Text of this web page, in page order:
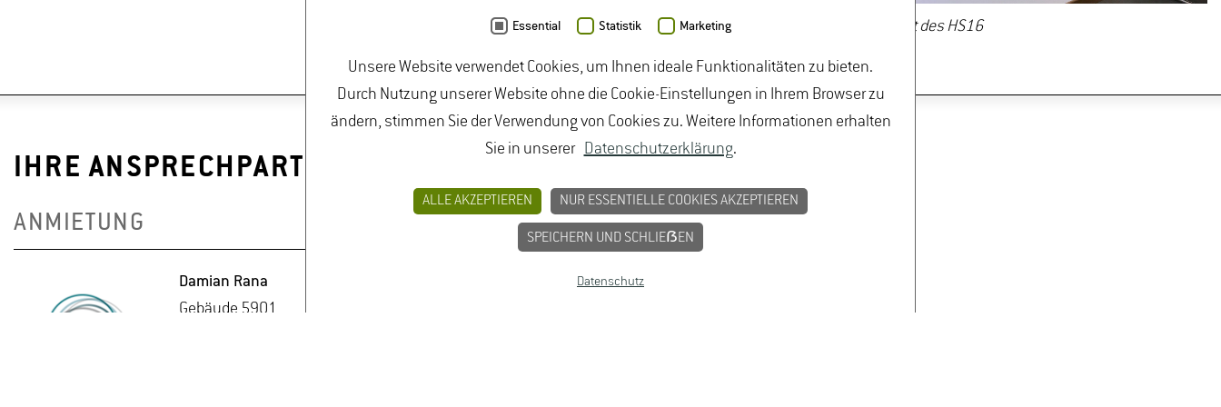
Innenansicht des HS16
IHRE ANSPRECHPARTNERINNEN UND -PARTNER
ANMIETUNG
Da­mi­an Rana
Ge­bäu­de 5901
STUNDENPLANUNG
Tho­mas Fran­ßen
Essential Statistik Marketing
Unsere Website verwendet Cookies, um Ihnen ideale Funktionalitäten zu bieten.
Durch Nutzung unserer Website ohne die Cookie-Einstellungen in Ihrem Browser zu
ändern, stimmen Sie der Verwendung von Cookies zu. Weitere Informationen erhalten
Sie in unserer Datenschutzerklärung.
ALLE AKZEPTIEREN NUR ESSENTIELLE COOKIES AKZEPTIEREN
SPEICHERN UND SCHLIEẞEN
Datenschutz